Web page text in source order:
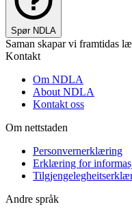
Spør NDLA
Saman skapar vi framtidas
Kontakt
Om NDLA
About NDLA
Kontakt oss
Om nettstaden
Personvernerklæring
Erklæring for
Andre språk